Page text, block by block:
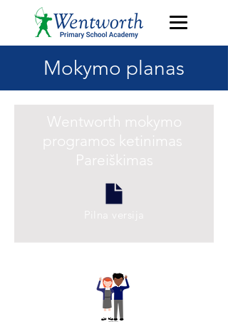
Mokymo planas
Wentworth mokymo
programos ketinimas
Pareiškimas
Pilna versija